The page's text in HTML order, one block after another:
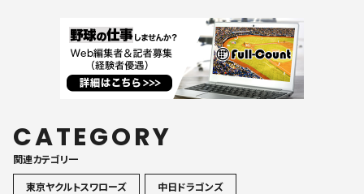
CATEGORY
関連カテゴリ一
東京ヤクルトスワローズ
中日ドラゴンズ